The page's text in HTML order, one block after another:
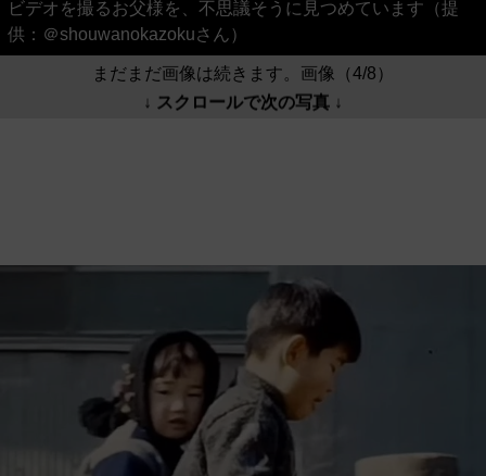
ビデオを撮るお父様を、不思議そうに見つめています（提
供：＠shouwanokazokuさん）
まだまだ画像は続きます。画像（4/8）
↓ スクロールで次の写真 ↓